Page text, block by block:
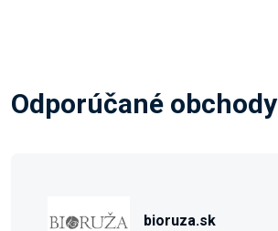
Odporúčané obchody
bioruza.sk